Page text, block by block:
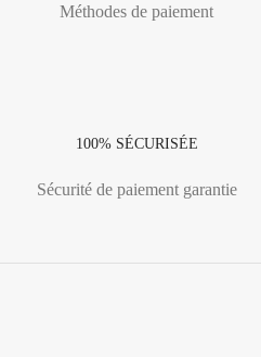
Méthodes de paiement
100% SÉCURISÉE
Sécurité de paiement garantie